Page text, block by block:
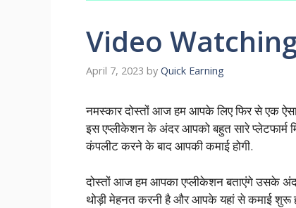
Video
April 7, 2023 by Quick Earning
नमस्कार दोस्तों आज हम आपके लिए फिर से एक
इस एप्लीकेशन के अंदर आपको बहुत सारे प्लेटफार्म
कंपलीट करने के बाद आपकी कमाई होगी.
दोस्तों आज हम आपका एप्लीकेशन बताएंगे उसके
थोड़ी मेहनत करनी है और आपके यहां से कमाई शुरू